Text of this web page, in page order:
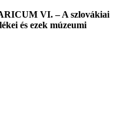
VI. – A szlovákiai
és ezek múzeumi